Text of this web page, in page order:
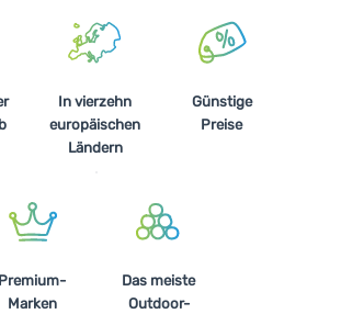
In vierzehn
europäischen
Ländern
Günstige
Preise
Premium-
Marken
Das meiste
Outdoor-